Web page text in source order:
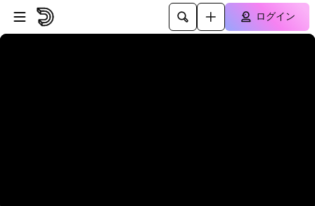
プレイヤーにスキップ
メインコンテンツにスキップ
ログイン